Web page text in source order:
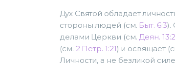
Дух Святой обладает
стороны людей (см. Быт. 6:3).
делами Церкви (см. Деян. 13:2
(см. 2 Петр. 1:21) и освящает
Личности, а не безликой